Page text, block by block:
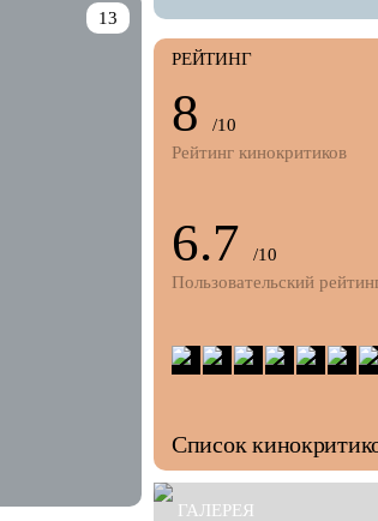
13
РЕЙТИНГ
8
/10
Рейтинг кинокритиков
6.7
/10
Пользовательский
Список
ГАЛЕРЕЯ